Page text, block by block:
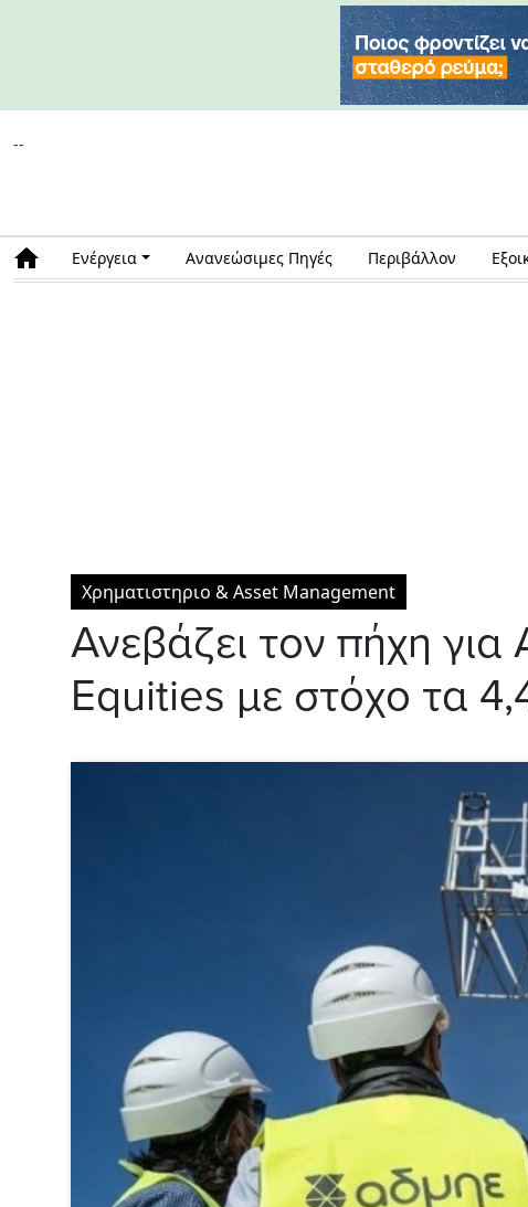
--
Ενέργεια Ανανεώσιμες Πηγές Περιβάλλον
Χρηματιστηριο & Asset Management
Ανεβάζει τον πήχη
Equities με στόχο τα